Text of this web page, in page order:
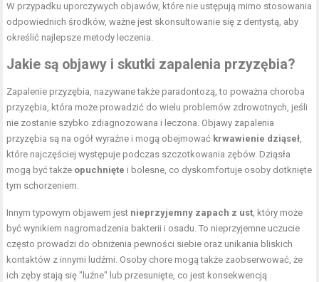
W przypadku uporczywych objawów, które nie ustępują mimo stosowania
odpowiednich środków, ważne jest skonsultowanie się z dentystą, aby
określić najlepsze metody leczenia.
Jakie są objawy i skutki zapalenia przyzębia?
Zapalenie przyzębia, nazywane także paradontozą, to poważna choroba
przyzębia, która może prowadzić do wielu problemów zdrowotnych, jeśli
nie zostanie szybko zdiagnozowana i leczona. Objawy zapalenia
przyzębia są na ogół wyraźne i mogą obejmować krwawienie dziąseł,
które najczęściej występuje podczas szczotkowania zębów. Dziąsła
mogą być także opuchnięte i bolesne, co dyskomfortuje osoby dotknięte
tym schorzeniem.
Innym typowym objawem jest nieprzyjemny zapach z ust, który może
być wynikiem nagromadzenia bakterii i osadu. To nieprzyjemne uczucie
często prowadzi do obniżenia pewności siebie oraz unikania bliskich
kontaktów z innymi ludźmi. Osoby chore mogą także zaobserwować, że
ich zęby stają się "luźne" lub przesunięte, co jest konsekwencją